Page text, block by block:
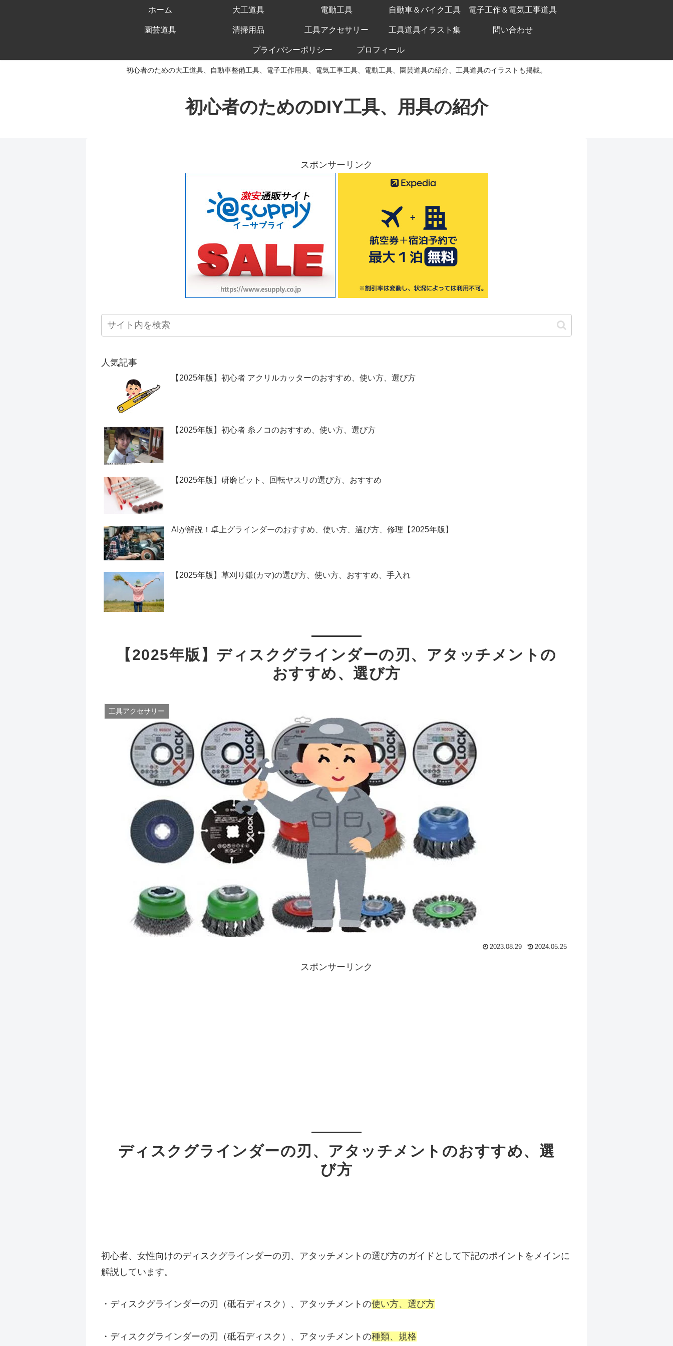
初心者のための大工道具、自動車整備工具、電子工作用具、電気工事工具、電動工具、園芸道具の紹介、工具道具のイラストも掲載。
初心者のためのDIY工具、用具の紹介
ホーム 大工道具 電動工具 自動車＆バイク工具 電子工作＆電気工事道具
園芸道具 清掃用品 工具アクセサリー 工具道具イラスト集 問い合わせ
プライバシーポリシー プロフィール
スポンサーリンク
人気記事
【2025年版】初心者 アクリルカッターのおすすめ、使い方、選び方
【2025年版】初心者 糸ノコのおすすめ、使い方、選び方
【2025年版】研磨ビット、回転ヤスリの選び方、おすすめ
AIが解説！卓上グラインダーのおすすめ、使い方、選び方、修理【2025年版】
【2025年版】草刈り鎌(カマ)の選び方、使い方、おすすめ、手入れ
【2025年版】ディスクグラインダーの刃、アタッチメントの
おすすめ、選び方
工具アクセサリー
2023.08.29 2024.05.25
スポンサーリンク
ディスクグラインダーの刃、アタッチメントのおすすめ、選
び方
初心者、女性向けのディスクグラインダーの刃、アタッチメントの選び方のガイドとして下記のポイントをメインに
解説しています。
・ディスクグラインダーの刃（砥石ディスク）、アタッチメントの使い方、選び方
・ディスクグラインダーの刃（砥石ディスク）、アタッチメントの種類、規格